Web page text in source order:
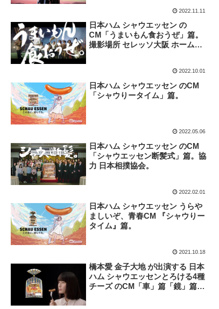
2022.11.11
日本ハム シャウエッセン の
CM「うまいもん食おうぜ」篇。
撮影場所 セレッソ大阪 ホームス
2022.10.01
日本ハム シャウエッセン のCM
「シャウりータイム」篇。
2022.05.06
日本ハム シャウエッセン のCM
「シャウエッセン断髪式」篇。協
力 日本相撲協会。
2022.02.01
日本ハム シャウエッセン うらや
ましいぞ、青春CM 『シャウりー
タイム』篇。
2021.10.18
橋本愛 金子大地 が出演する 日本
ハム シャウエッセンとろける4種
チーズ のCM「車」篇「鏡」篇